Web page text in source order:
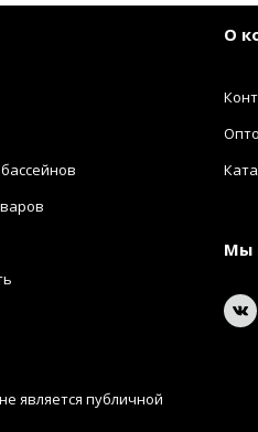
О
Мы
является публичной